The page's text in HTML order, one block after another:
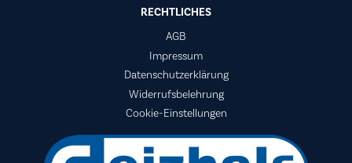
RECHTLICHES
AGB
Impressum
Datenschutzerklärung
Widerrufsbelehrung
Cookie-Einstellungen